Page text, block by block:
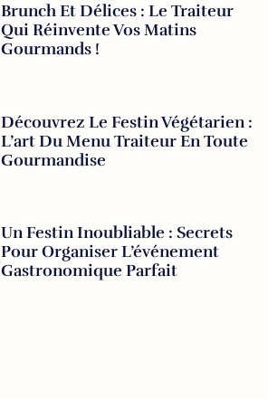
Brunch Et Délices : Le Traiteur
Qui Réinvente Vos Matins
Gourmands !
Découvrez Le Festin Végétarien :
L’art Du Menu Traiteur En Toute
Gourmandise
Un Festin Inoubliable : Secrets
Pour Organiser L’événement
Gastronomique Parfait